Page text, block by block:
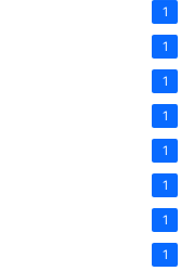
1
1
1
1
1
1
1
1